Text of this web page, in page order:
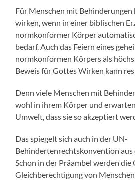
Für Menschen mit Behinderungen
wirken, wenn in einer biblischen
normkonformer Körper
bedarf. Auch das Feiern eines
normkonformen Körpers als
Beweis für Gottes Wirken kann
Denn viele Menschen mit
wohl in ihrem Körper und
Umwelt, dass sie so akzeptiert
Das spiegelt sich auch in der UN-
Behindertenrechtskonvention aus
Schon in der Präambel werden
Gleichberechtigung von